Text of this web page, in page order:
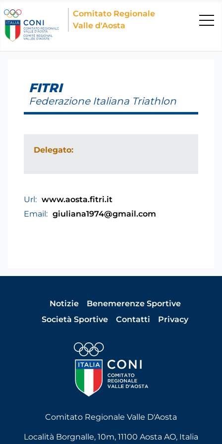
Comitato Regionale
Valle d'Aosta
FITRI
Federazione Italiana Triathlon
Delegato:
Url: www.aosta.fitri.it
Email: giuliana1974@gmail.com
Notizie
Benemerenze Sportive
Società Sportive
Contatti Privacy
Comitato Regionale Valle D'Aosta
Località Borgnalle, 10m, 11100 Aosta AO, Italia